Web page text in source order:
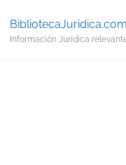
Información Jurídica